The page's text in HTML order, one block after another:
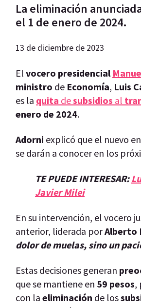
La eliminación
el 1 de enero de 2024.
13 de diciembre de 2023
El vocero presidencial
ministro de Economía, Luis
es la quita desubsidios al
enero de 2024.
Adorni explicó que el nuevo
se darán a conocer en los
TE PUEDE INTERESAR:
Javier Milei
En su intervención, el vocero
anterior, liderada porAlberto
dolor de muelas, sino un
Estas decisiones generan
que se mantiene en 59 pesos,
con la eliminación de los